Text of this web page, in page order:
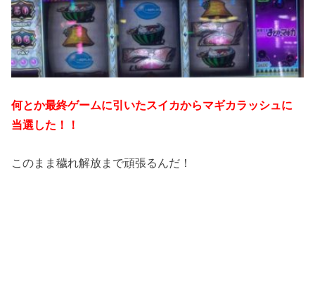
何とか最終ゲームに引いたスイカからマギカラッシュに
当選した！！
このまま穢れ解放まで頑張るんだ！